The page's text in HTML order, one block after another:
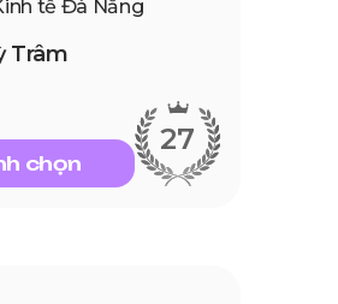
tế Đà Nẵng
Trâm
chọn
27